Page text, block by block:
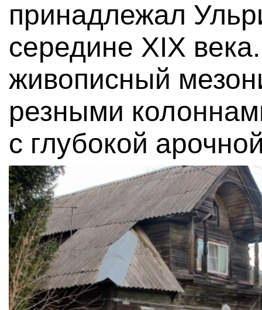
принадлежал
середине XIX
живописный
резными
с глубокой